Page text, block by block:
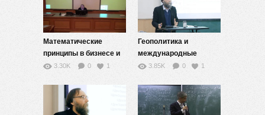
Математические
принципы в бизнесе и
экономике — 1
3.30K 0 1
Геополитика и
международные
отношения — 2
3.85K 0 1